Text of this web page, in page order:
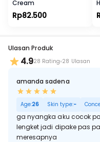
Cream
Rp82.500
Ulasan Produk
4.928 Rating 28 Ulasan
amanda sadena
Age:26 Skin type:-
ga nyangka aku cocok
lengket jadi dipake pas
meresapnya